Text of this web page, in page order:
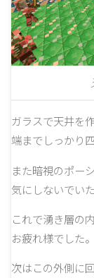
ガラスで天井を作
端までしっかり
また暗視のポー
気にしないでい
これで湧き層の
お疲れ様でした。
次はこの外側に